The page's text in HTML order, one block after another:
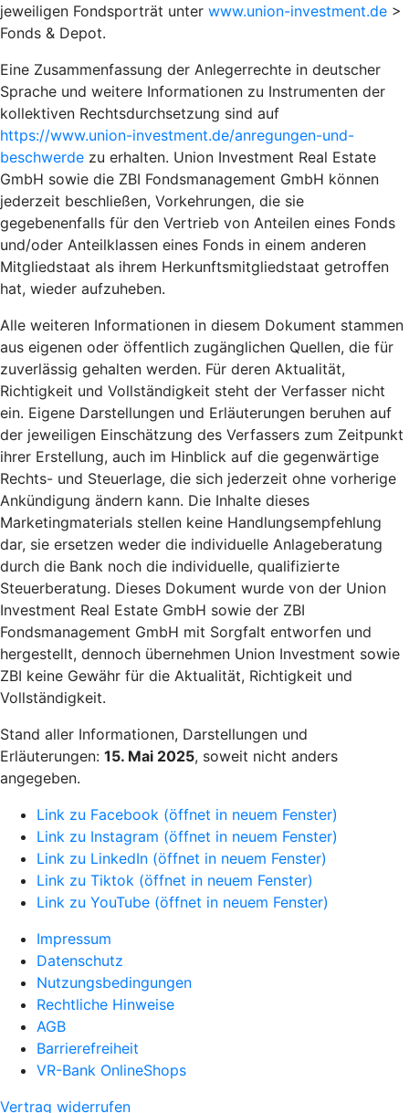
jeweiligen Fondsporträt unter www.union-investment.de >
Fonds & Depot.
Eine Zusammenfassung der Anlegerrechte in deutscher
Sprache und weitere Informationen zu Instrumenten der
kollektiven Rechtsdurchsetzung sind auf
https://www.union-investment.de/anregungen-und-
beschwerde zu erhalten. Union Investment Real Estate
GmbH sowie die ZBI Fondsmanagement GmbH können
jederzeit beschließen, Vorkehrungen, die sie
gegebenenfalls für den Vertrieb von Anteilen eines Fonds
und/oder Anteilklassen eines Fonds in einem anderen
Mitgliedstaat als ihrem Herkunftsmitgliedstaat getroffen
hat, wieder aufzuheben.
Alle weiteren Informationen in diesem Dokument stammen
aus eigenen oder öffentlich zugänglichen Quellen, die für
zuverlässig gehalten werden. Für deren Aktualität,
Richtigkeit und Vollständigkeit steht der Verfasser nicht
ein. Eigene Darstellungen und Erläuterungen beruhen auf
der jeweiligen Einschätzung des Verfassers zum Zeitpunkt
ihrer Erstellung, auch im Hinblick auf die gegenwärtige
Rechts- und Steuerlage, die sich jederzeit ohne vorherige
Ankündigung ändern kann. Die Inhalte dieses
Marketingmaterials stellen keine Handlungsempfehlung
dar, sie ersetzen weder die individuelle Anlageberatung
durch die Bank noch die individuelle, qualifizierte
Steuerberatung. Dieses Dokument wurde von der Union
Investment Real Estate GmbH sowie der ZBI
Fondsmanagement GmbH mit Sorgfalt entworfen und
hergestellt, dennoch übernehmen Union Investment sowie
ZBI keine Gewähr für die Aktualität, Richtigkeit und
Vollständigkeit.
Stand aller Informationen, Darstellungen und
Erläuterungen: 15. Mai 2025, soweit nicht anders
angegeben.
Link zu Facebook (öffnet in neuem Fenster)
Link zu Instagram (öffnet in neuem Fenster)
Link zu LinkedIn (öffnet in neuem Fenster)
Link zu Tiktok (öffnet in neuem Fenster)
Link zu YouTube (öffnet in neuem Fenster)
Impressum
Datenschutz
Nutzungsbedingungen
Rechtliche Hinweise
AGB
Barrierefreiheit
VR-Bank OnlineShops
Vertrag widerrufen